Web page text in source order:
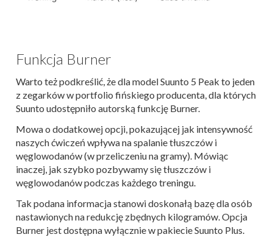
Funkcja Burner
Warto też podkreślić, że dla model Suunto 5 Peak to jeden
z zegarków w portfolio fińskiego producenta, dla których
Suunto udostępniło autorską funkcję Burner.
Mowa o dodatkowej opcji, pokazującej jak intensywność
naszych ćwiczeń wpływa na spalanie tłuszczów i
węglowodanów (w przeliczeniu na gramy). Mówiąc
inaczej, jak szybko pozbywamy się tłuszczów i
węglowodanów podczas każdego treningu.
Tak podana informacja stanowi doskonałą bazę dla osób
nastawionych na redukcję zbędnych kilogramów. Opcja
Burner jest dostępna wyłącznie w pakiecie Suunto Plus.